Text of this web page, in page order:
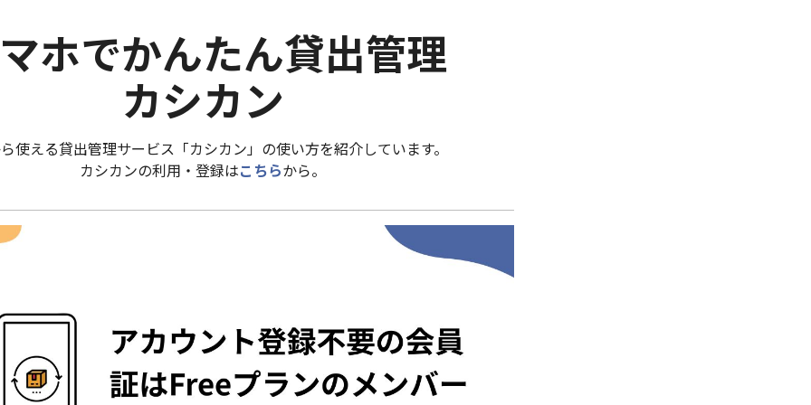
ホでかんたん貸出管理
カシカン
使える貸出管理サービス「カシカン」の使い方を紹介しています。
カシカンの利用・登録はこちらから。